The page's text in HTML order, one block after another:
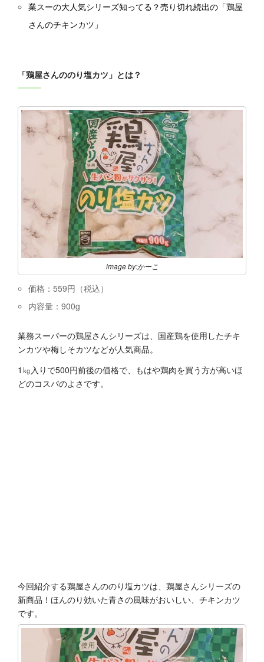
業スーの大人気シリーズ知ってる？売り切れ続出の「鶏屋
さんのチキンカツ」
「鶏屋さんののり塩カツ」とは？
image by:かーこ
価格：559円（税込）
内容量：900g
業務スーパーの鶏屋さんシリーズは、国産鶏を使用したチキ
ンカツや梅しそカツなどが人気商品。
1㎏入りで500円前後の価格で、もはや鶏肉を買う方が高いほ
どのコスパのよさです。
今回紹介する鶏屋さんののり塩カツは、鶏屋さんシリーズの
新商品！ほんのり効いた青さの風味がおいしい、チキンカツ
です。